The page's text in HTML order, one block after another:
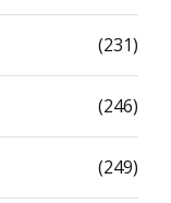
(231)
(246)
(249)